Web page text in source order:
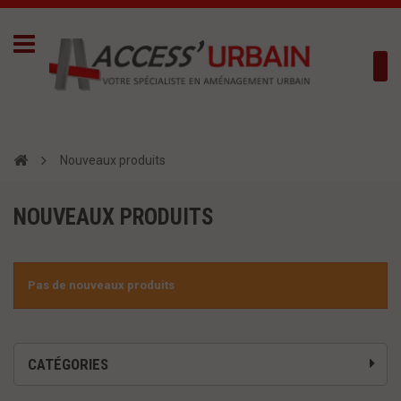
Nouveaux produits
CATÉGORIES
NOUVEAUX PRODUITS
Pas de nouveaux produits